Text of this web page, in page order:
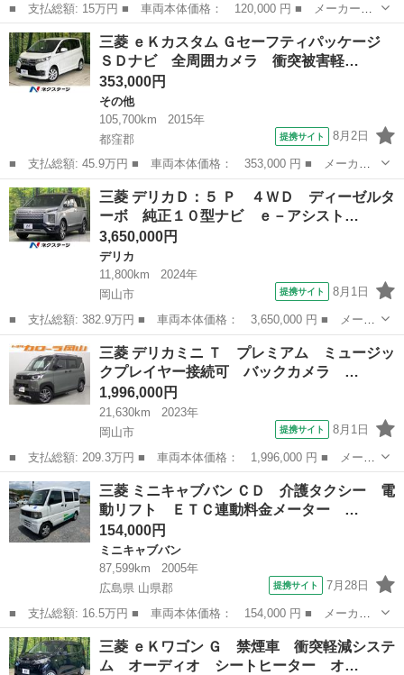
■ 支払総額: 15万円 ■ 車両本体価格： 120,000 円 ■ メーカー
名： 三菱 ■ 車種名： ｅＫスポーツ ■ グレード名： Ｘ ■ 排
気量： 660cc ■ ドア枚数： 5D ■ ミッション： AT4速 ■ 店...
山口 防府市 その他
三菱 ｅＫカスタム Ｇセーフティパッケージ
ＳＤナビ 全周囲カメラ 衝突被害軽…
353,000円
その他
105,700km
2015年
都窪郡
提携サイト 8月2日
■ 支払総額: 45.9万円 ■ 車両本体価格： 353,000 円 ■ メーカー
名： 三菱 ■ 車種名： ｅＫカスタム ■ グレード名： Ｇセーフ
ティパッケージ ＳＤナビ 全周囲カメラ 衝突被害軽減システム
シートヒータ...
岡山 都窪郡 その他
三菱 デリカＤ：５ Ｐ ４ＷＤ ディーゼルタ
ーボ 純正１０型ナビ ｅ－アシスト…
3,650,000円
デリカ
11,800km
2024年
岡山市
提携サイト 8月1日
■ 支払総額: 382.9万円 ■ 車両本体価格： 3,650,000 円 ■ メーカ
ー名： 三菱 ■ 車種名： デリカＤ：５ ■ グレード名： Ｐ ４
ＷＤ ディーゼルターボ 純正１０型ナビ ｅ－アシスト レーダー
クルーズ...
岡山 岡山市 デリカ
三菱 デリカミニ Ｔ プレミアム ミュージッ
クプレイヤー接続可 バックカメラ …
1,996,000円
21,630km
2023年
岡山市
提携サイト 8月1日
■ 支払総額: 209.3万円 ■ 車両本体価格： 1,996,000 円 ■ メーカ
ー名： 三菱 ■ 車種名： デリカミニ ■ グレード名： Ｔ プレ
ミアム ミュージックプレイヤー接続可 バックカメラ 衝突被害軽
減システ...
岡山 岡山市 三菱
三菱 ミニキャブバン ＣＤ 介護タクシー 電
動リフト ＥＴＣ連動料金メーター …
154,000円
ミニキャブバン
87,599km
2005年
広島県 山県郡
提携サイト 7月28日
■ 支払総額: 16.5万円 ■ 車両本体価格： 154,000 円 ■ メーカー
名： 三菱 ■ 車種名： ミニキャブバン ■ グレード名： ＣＤ
介護タクシー 電動リフト ＥＴＣ連動料金メーター バックカメ
ラ ＥＴＣ ド...
広島 山県郡 ミニキャブバン
三菱 ｅＫワゴン Ｇ 禁煙車 衝突軽減システ
ム オーディオ シートヒーター オ…